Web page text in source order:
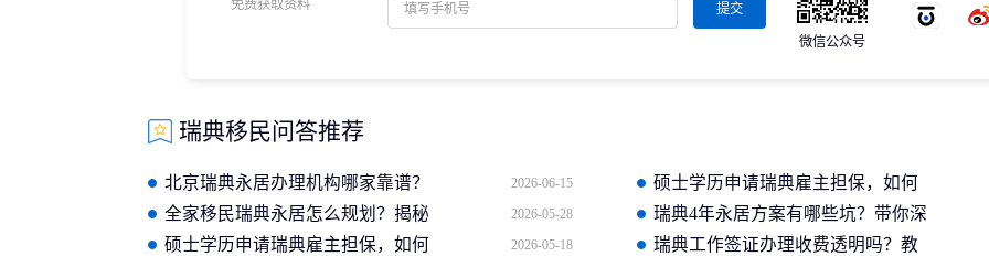
免费获取资料 提交
微信公众号
瑞典移民问答推荐
北京瑞典永居办理机构哪家靠谱？
从实力与口碑维度详细对比
2026-06-15
硕士学历申请瑞典雇主担保，如何
选择成功率高的专业机构？
全家移民瑞典永居怎么规划？揭秘
高性价比的专业办理方案
2026-05-28
瑞典4年永居方案有哪些坑？带你深
入剖析避雷技巧
硕士学历申请瑞典雇主担保，如何
2026-05-18
瑞典工作签证办理收费透明吗？教